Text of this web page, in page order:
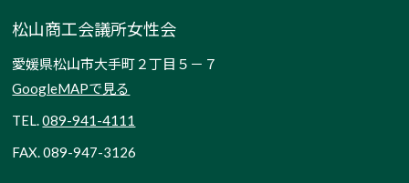
松山商工会議所女性会
愛媛県松山市大手町２丁目５－７
GoogleMAPで見る
TEL.089-941-4111
FAX. 089-947-3126